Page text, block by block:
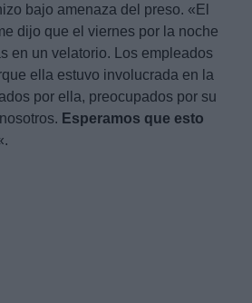
bajo amenaza del preso. «El
dijo que el viernes por la noche
en un velatorio. Los empleados
ella estuvo involucrada en la
por ella, preocupados por su
Esperamos que esto